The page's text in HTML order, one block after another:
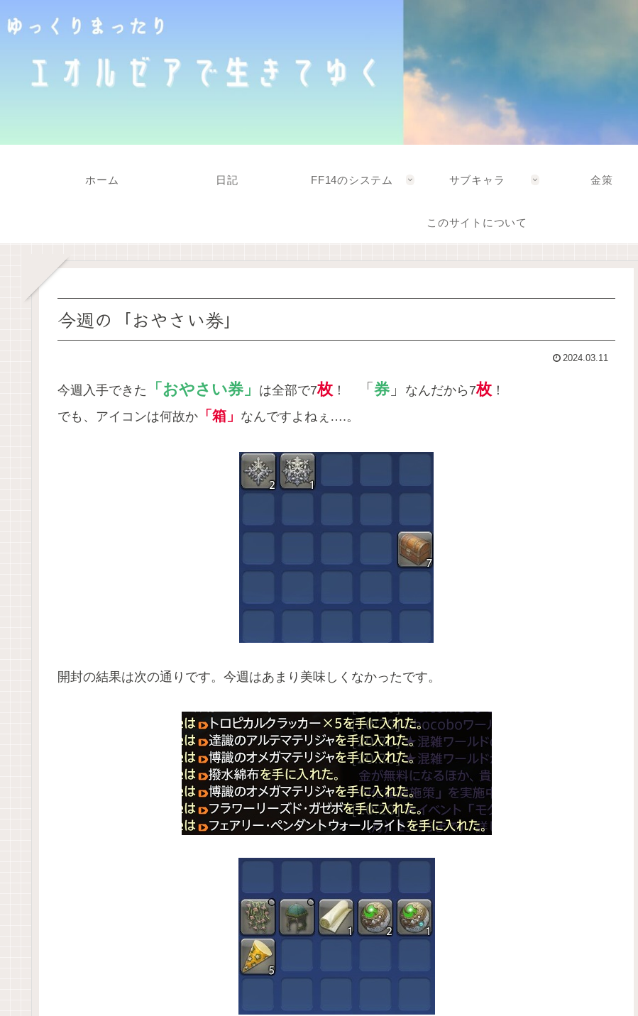
ホーム 日記 FF14のシステム サブキャラ 金策
このサイトについて
今週の「おやさい券」
2024.03.11
今週入手できた 「おやさい券」 は全部で7枚 ！ 「 券 」 なんだから7枚 ！
でも、アイコンは何故か 「箱」 なんですよねぇ….。
開封の結果は次の通りです。今週はあまり美味しくなかったです。